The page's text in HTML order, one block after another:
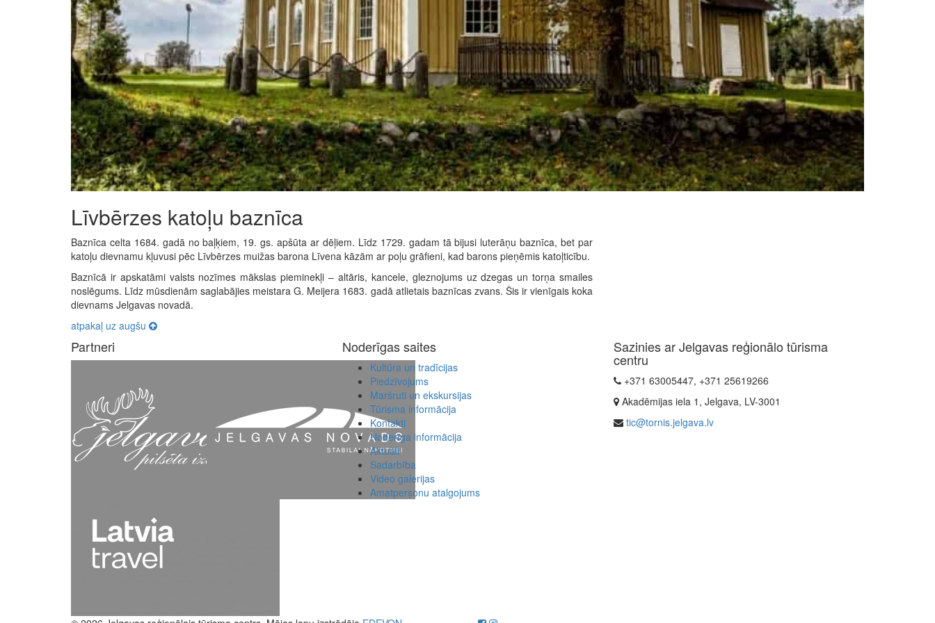
Līvbērzes katoļu baznīca
Baznīca celta 1684. gadā no baļķiem, 19. gs. apšūta ar dēļiem. Līdz 1729. gadam tā bijusi luterāņu baznīca, bet par
katoļu dievnamu kļuvusi pēc Līvbērzes muižas barona Līvena kāzām ar poļu grāfieni, kad barons pieņēmis katoļticību.
Baznīcā ir apskatāmi valsts nozīmes mākslas pieminekļi – altāris, kancele, gleznojums uz dzegas un torņa smailes
noslēgums. Līdz mūsdienām saglabājies meistara G. Meijera 1683. gadā atlietais baznīcas zvans. Šis ir vienīgais koka
dievnams Jelgavas novadā.
atpakaļ uz augšu
Partneri Noderīgas saites
Kultūra un tradīcijas
Piedzīvojums
Maršruti un ekskursijas
Tūrisma informācija
Kontakti
Noderīga informācija
Aktuāli
Sadarbība
Video galerijas
Amatpersonu atalgojums
Sazinies ar Jelgavas reģionālo tūrisma
centru
+371 63005447, +371 25619266
Akadēmijas iela 1, Jelgava, LV-3001
tic@tornis.jelgava.lv